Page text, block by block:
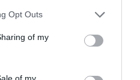
uses one or more Google
behaviour. You may click to
and its third-party tags to
purposes in below Google
Opt Outs
of my
of my
és előrevetíti azokat
ma már a